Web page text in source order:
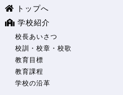
トップへ
学校紹介
校長あいさつ
校訓・校章・校歌
教育目標
教育課程
学校の沿革